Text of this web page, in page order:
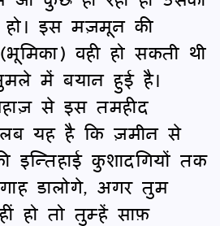
इस मज़मून की
वही हो सकती थी
में बयान हुई है।
से इस तमहीद
यह है कि ज़मीन से
कुशादगियों तक
डालोगे, अगर तुम
हो तो तुम्हें साफ़